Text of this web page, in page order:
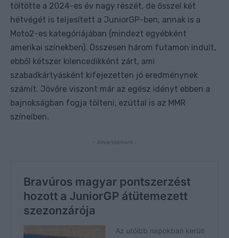
töltötte a 2024-es év nagy részét, de ősszel két
hétvégét is teljesített a JuniorGP-ben, annak is a
Moto2-es kategóriájában (mindezt egyébként
amerikai színekben). Összesen három futamon indult,
ebből kétszer kilencedikként zárt, ami
szabadkártyásként kifejezetten jó eredménynek
számít. Jövőre viszont már az egész idényt ebben a
bajnokságban fogja tölteni, ezúttal is az MMR
színeiben.
- Advertisement -